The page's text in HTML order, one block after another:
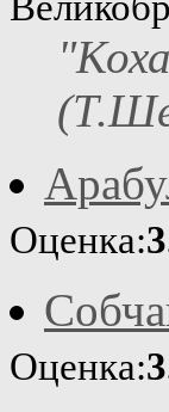
Оценка:
Оценка: